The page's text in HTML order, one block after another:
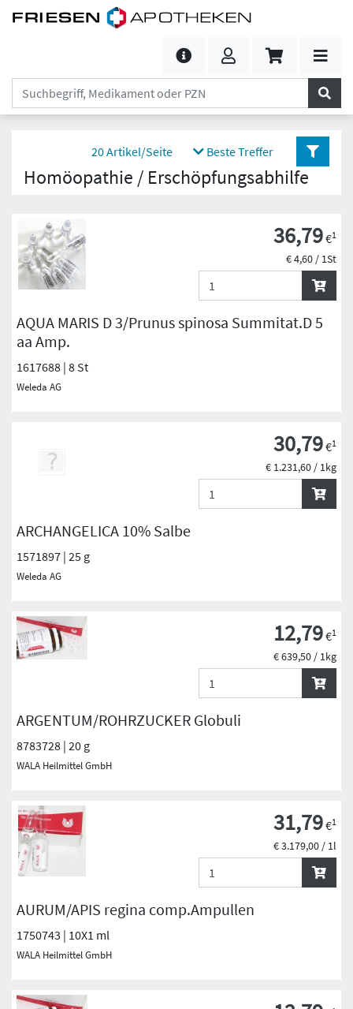
20 Artikel/Seite Beste Treffer
Homöopathie / Erschöpfungsabhilfe
AQUA MARIS D 3/Prunus spinosa Summitat.D 5
aa Amp.
1617688 | 8 St
Weleda AG
36,79€1
€ 4,60 / 1St
ARCHANGELICA 10% Salbe
1571897 | 25 g
Weleda AG
30,79€1
€ 1.231,60 / 1kg
ARGENTUM/ROHRZUCKER Globuli
8783728 | 20 g
WALA Heilmittel GmbH
12,79€1
€ 639,50 / 1kg
AURUM/APIS regina comp.Ampullen
1750743 | 10X1 ml
WALA Heilmittel GmbH
31,79€1
€ 3.179,00 / 1l